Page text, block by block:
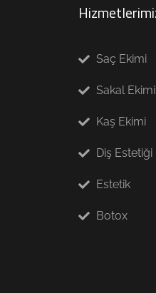
Saç Ekimi
Sakal Ekimi
Kaş Ekimi
Diş Estetiği
Estetik
Botox